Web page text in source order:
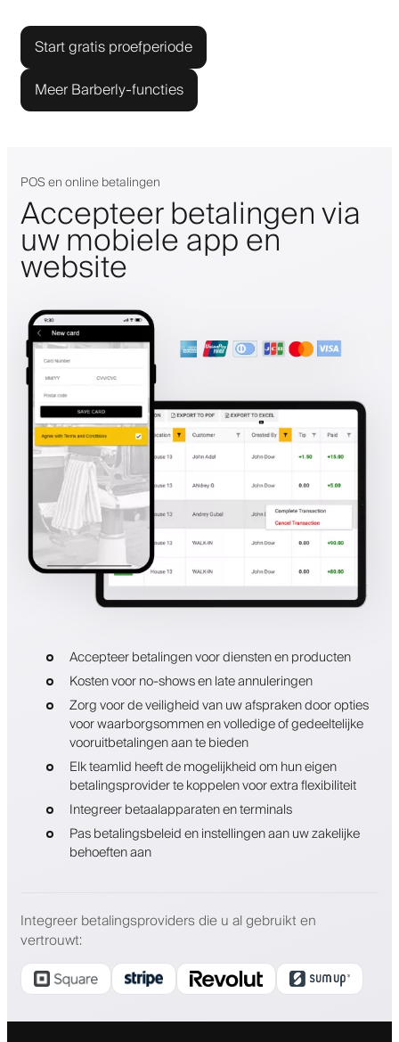
Start gratis proefperiode
Meer Barberly-functies
POS en online betalingen
Accepteer betalingen via
uw mobiele app en
website
Accepteer betalingen voor diensten en producten
Kosten voor no-shows en late annuleringen
Zorg voor de veiligheid van uw afspraken door opties
voor waarborgsommen en volledige of gedeeltelijke
vooruitbetalingen aan te bieden
Elk teamlid heeft de mogelijkheid om hun eigen
betalingsprovider te koppelen voor extra flexibiliteit
Integreer betaalapparaten en terminals
Pas betalingsbeleid en instellingen aan uw zakelijke
behoeften aan
Integreer betalingsproviders die u al gebruikt en
vertrouwt: